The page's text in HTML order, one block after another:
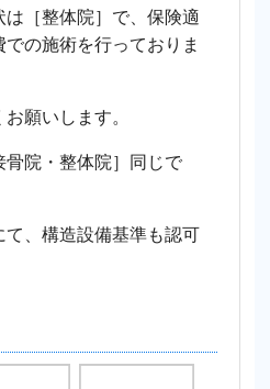
［整体院］で、保険適
の施術を行っておりま
願いします。
院・整体院］同じで
、構造設備基準も認可